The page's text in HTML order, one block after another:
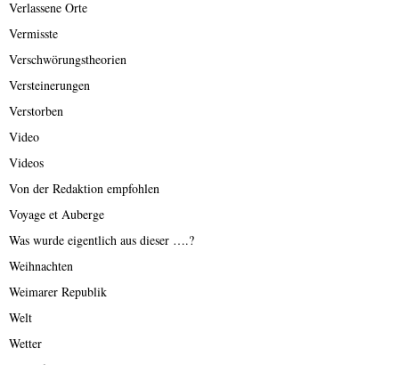
Verlassene Orte
Vermisste
Verschwörungstheorien
Versteinerungen
Verstorben
Video
Videos
Von der Redaktion empfohlen
Voyage et Auberge
Was wurde eigentlich aus dieser ….?
Weihnachten
Weimarer Republik
Welt
Wetter